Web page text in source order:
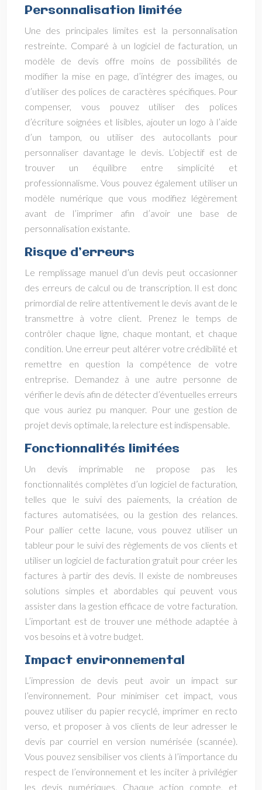
Personnalisation limitée
Une des principales limites est la personnalisation
restreinte. Comparé à un logiciel de facturation, un
modèle de devis offre moins de possibilités de
modifier la mise en page, d’intégrer des images, ou
d’utiliser des polices de caractères spécifiques. Pour
compenser, vous pouvez utiliser des polices
d’écriture soignées et lisibles, ajouter un logo à l’aide
d’un tampon, ou utiliser des autocollants pour
personnaliser davantage le devis. L’objectif est de
trouver un équilibre entre simplicité et
professionnalisme. Vous pouvez également utiliser un
modèle numérique que vous modifiez légèrement
avant de l’imprimer afin d’avoir une base de
personnalisation existante.
Risque d’erreurs
Le remplissage manuel d’un devis peut occasionner
des erreurs de calcul ou de transcription. Il est donc
primordial de relire attentivement le devis avant de le
transmettre à votre client. Prenez le temps de
contrôler chaque ligne, chaque montant, et chaque
condition. Une erreur peut altérer votre crédibilité et
remettre en question la compétence de votre
entreprise. Demandez à une autre personne de
vérifier le devis afin de détecter d’éventuelles erreurs
que vous auriez pu manquer. Pour une gestion de
projet devis optimale, la relecture est indispensable.
Fonctionnalités limitées
Un devis imprimable ne propose pas les
fonctionnalités complètes d’un logiciel de facturation,
telles que le suivi des paiements, la création de
factures automatisées, ou la gestion des relances.
Pour pallier cette lacune, vous pouvez utiliser un
tableur pour le suivi des règlements de vos clients et
utiliser un logiciel de facturation gratuit pour créer les
factures à partir des devis. Il existe de nombreuses
solutions simples et abordables qui peuvent vous
assister dans la gestion efficace de votre facturation.
L’important est de trouver une méthode adaptée à
vos besoins et à votre budget.
Impact environnemental
L’impression de devis peut avoir un impact sur
l’environnement. Pour minimiser cet impact, vous
pouvez utiliser du papier recyclé, imprimer en recto
verso, et proposer à vos clients de leur adresser le
devis par courriel en version numérisée (scannée).
Vous pouvez sensibiliser vos clients à l’importance du
respect de l’environnement et les inciter à privilégier
les devis numériques. Chaque action compte, et